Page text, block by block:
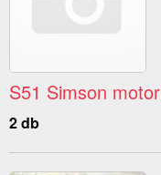
S51 Simson motor
2 db